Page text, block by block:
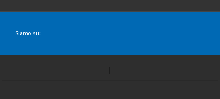
Siamo su: